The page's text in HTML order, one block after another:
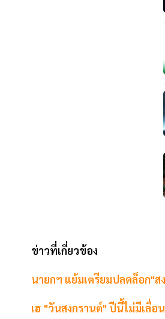
ข่าวที่เกี่ยวข้อง
นายกฯ แย้มเตรียมปลดล็อก"ส
เฮ "วันสงกรานต์" ปีนี้ไม่มีเลื่อ